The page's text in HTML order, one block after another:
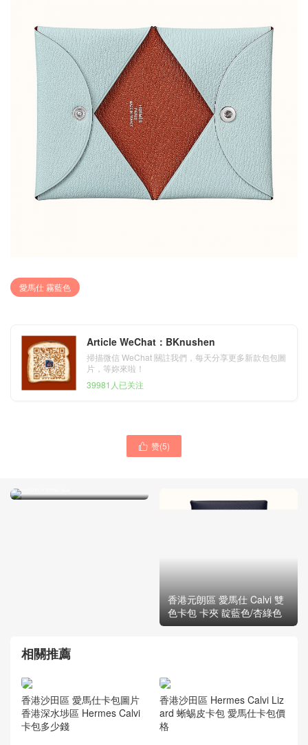
愛馬仕 霧藍色
Article WeChat：BKnushen
掃描微信 WeChat 關註我們，每天分享更多新款包包圖
片，等妳來啦！
39981人已关注
 赞(5)
香港香港島中西區 愛馬仕
香港元朗區 愛馬仕 Calvi 雙
色卡包 卡夾 靛藍色/杏綠色
相關推薦
香港沙田區 愛馬仕卡包圖片
香港深水埗區 Hermes Calvi
卡包多少錢
香港沙田區 Hermes Calvi Liz
ard 蜥蜴皮卡包 愛馬仕卡包價
格